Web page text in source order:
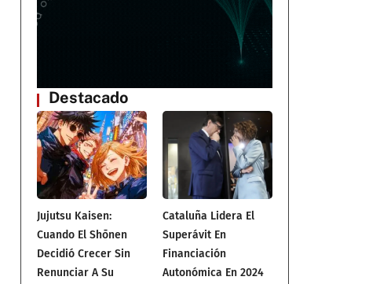
Destacado
Jujutsu Kaisen:
Cuando El Shōnen
Decidió Crecer Sin
Renunciar A Su
Cataluña Lidera El
Superávit En
Financiación
Autonómica En 2024